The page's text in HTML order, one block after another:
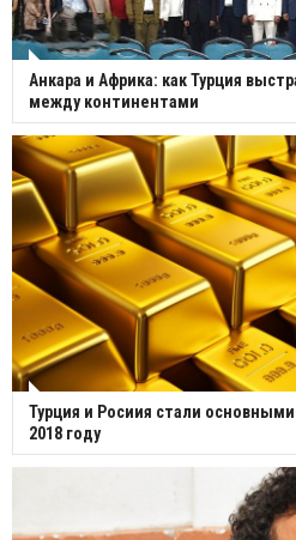
Анкара и Африка: как Турция
между континентами
Турция и Росиия стали
2018 году